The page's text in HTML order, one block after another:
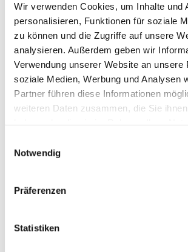
Wir verwenden Cookies, um Inhalte und
personalisieren, Funktionen für soziale
zu können und die Zugriffe auf unsere
analysieren. Außerdem geben wir
Verwendung unserer Website an unsere
soziale Medien, Werbung und Analysen
Partner führen diese Informationen
weiteren Daten zusammen, die Sie
Notwendig
Präferenzen
Statistiken